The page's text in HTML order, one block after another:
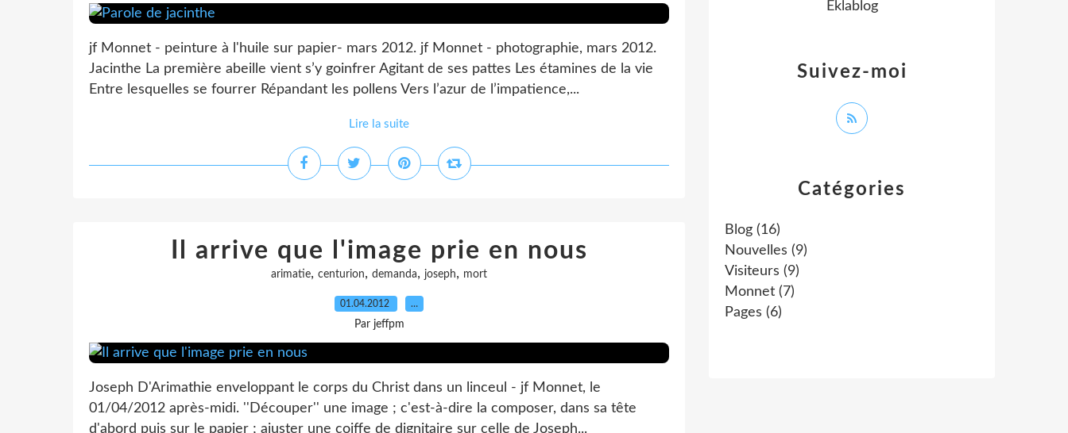
jf Monnet - peinture à l'huile sur papier- mars 2012. jf Monnet - photographie, mars 2012.
Jacinthe La première abeille vient s’y goinfrer Agitant de ses pattes Les étamines de la vie
Entre lesquelles se fourrer Répandant les pollens Vers l’azur de l’impatience,...
Lire la suite
Il arrive que l'image prie en nous
arimatie, centurion, demanda, joseph, mort
01.04.2012 …
Par jeffpm
Joseph D'Arimathie enveloppant le corps du Christ dans un linceul - jf Monnet, le
01/04/2012 après-midi. ''Découper'' une image ; c'est-à-dire la composer, dans sa tête
d'abord puis sur le papier ; ajuster une coiffe de dignitaire sur celle de Joseph...
Catégories
Blog (16)
Nouvelles (9)
Visiteurs (9)
Monnet (7)
Pages (6)
Suivez-moi
Eklablog